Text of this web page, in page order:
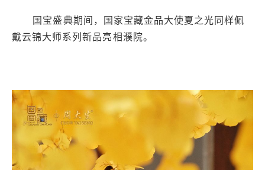
国宝盛典期间，国家宝藏金品大使夏之光同样佩
戴云锦大师系列新品亮相濮院。